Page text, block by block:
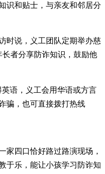
识和贴士，与亲友和邻居分
时说，义工团队定期举办慈
者分享防诈知识，鼓励他
语，义工会用华语或方言
骗，也可直接拨打热线
家四口恰好路过路演现场，
于乐，能让小孩学习防诈知